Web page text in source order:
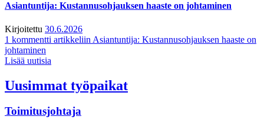
Asiantuntija: Kustannusohjauksen haaste on johtaminen
Kirjoitettu 30.6.2026
1 kommentti artikkeliin Asiantuntija: Kustannusohjauksen haaste on
johtaminen
Lisää uutisia
Uusimmat työpaikat
Toimitusjohtaja